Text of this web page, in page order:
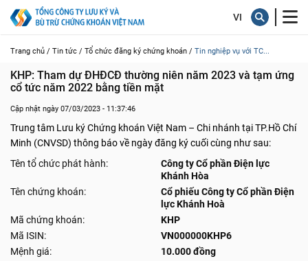
Trang chủ / Tin tức / Tổ chức đăng ký chứng khoán / Tin nghiệp vụ với TC...
KHP: Tham dự ĐHĐCĐ thường niên năm 2023 và tạm ứng
cổ tức năm 2022 bằng tiền mặt
Cập nhật ngày 07/03/2023 - 11:37:46
Trung tâm Lưu ký Chứng khoán Việt Nam – Chi nhánh tại TP.Hồ Chí
Minh (CNVSD) thông báo về ngày đăng ký cuối cùng như sau:
Tên tổ chức phát hành:
Công ty Cổ phần Điện lực
Khánh Hòa
Tên chứng khoán:
Cổ phiếu Công ty Cổ phần Điện
lực Khánh Hoà
Mã chứng khoán:
KHP
Mã ISIN:
VN000000KHP6
Mệnh giá:
10.000 đồng